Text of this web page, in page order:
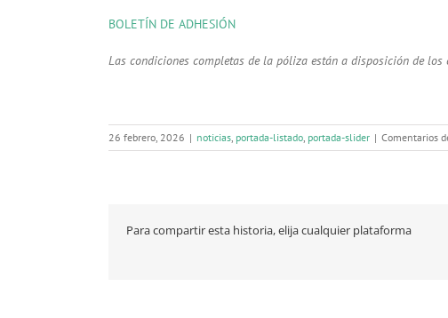
BOLETÍN DE ADHESIÓN
Las condiciones completas de la póliza están a disposición de
26 febrero, 2026 | noticias, portada-listado, portada-slider | Comentarios
Para compartir esta historia, elija cualquier plataforma